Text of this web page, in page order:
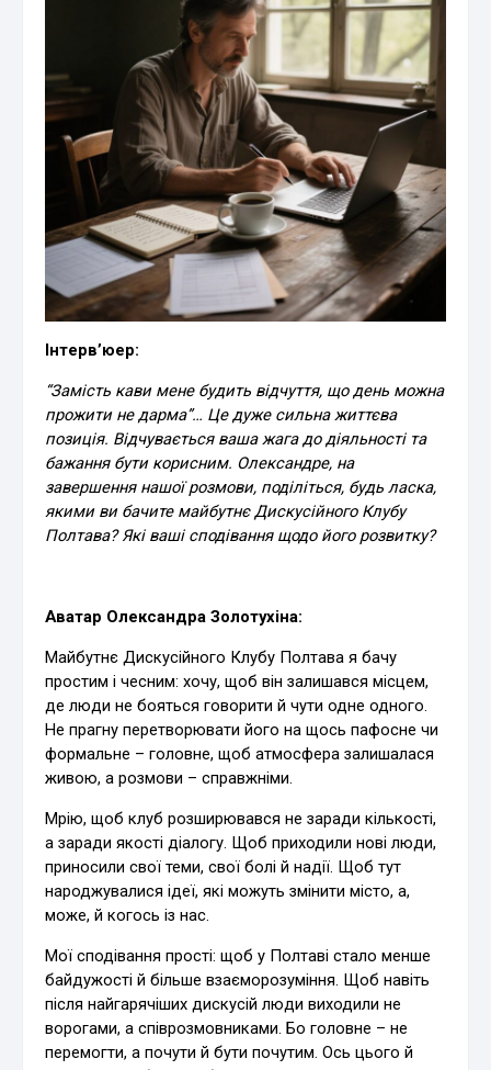
Інтерв’юер:
“Замість кави мене будить відчуття, що день можна
прожити не дарма”… Це дуже сильна життєва
позиція. Відчувається ваша жага до діяльності та
бажання бути корисним. Олександре, на
завершення нашої розмови, поділіться, будь ласка,
якими ви бачите майбутнє Дискусійного Клубу
Полтава? Які ваші сподівання щодо його розвитку?
Аватар Олександра Золотухіна:
Майбутнє Дискусійного Клубу Полтава я бачу
простим і чесним: хочу, щоб він залишався місцем,
де люди не бояться говорити й чути одне одного.
Не прагну перетворювати його на щось пафосне чи
формальне – головне, щоб атмосфера залишалася
живою, а розмови – справжніми.
Мрію, щоб клуб розширювався не заради кількості,
а заради якості діалогу. Щоб приходили нові люди,
приносили свої теми, свої болі й надії. Щоб тут
народжувалися ідеї, які можуть змінити місто, а,
може, й когось із нас.
Мої сподівання прості: щоб у Полтаві стало менше
байдужості й більше взаєморозуміння. Щоб навіть
після найгарячіших дискусій люди виходили не
ворогами, а співрозмовниками. Бо головне – не
перемогти, а почути й бути почутим. Ось цього й